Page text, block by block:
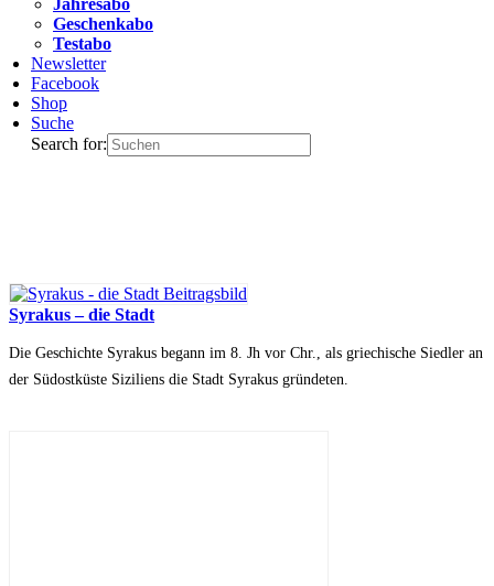
Jahresabo
Geschenkabo
Testabo
Newsletter
Facebook
Shop
Suche
Search for:
Syrakus – die Stadt
Die Geschichte Syrakus begann im 8. Jh vor Chr., als griechische Siedler an
der Südostküste Siziliens die Stadt Syrakus gründeten.